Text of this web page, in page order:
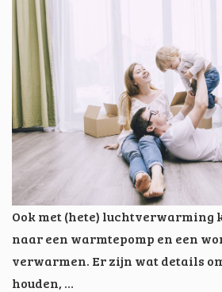
Ook met (hete) luchtverwarming
naar een warmtepomp en een
verwarmen. Er zijn wat details
houden, …